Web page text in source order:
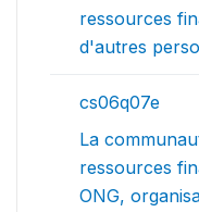
ressources
d'autres
cs06q07e
La
ressources
ONG,